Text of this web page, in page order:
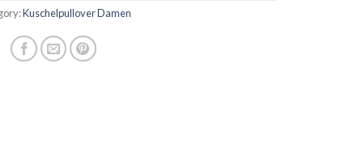
Kuschelpullover Damen